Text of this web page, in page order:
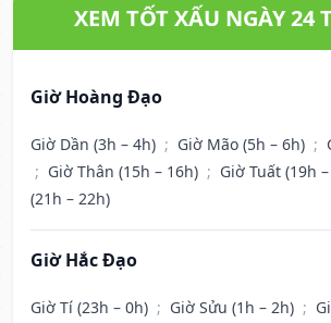
XEM TỐT XẤU NGÀY 24
Giờ Hoàng Đạo
Giờ Dần (3h – 4h) ; Giờ Mão (5h – 6h) ;
; Giờ Thân (15h – 16h) ; Giờ Tuất (19h
(21h – 22h)
Giờ Hắc Đạo
Giờ Tí (23h – 0h) ; Giờ Sửu (1h – 2h) ;